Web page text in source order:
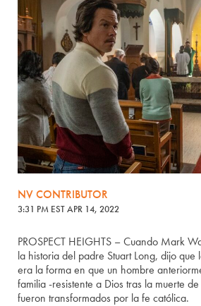
NV CONTRIBUTOR
3:31 PM EST APR 14, 2022
PROSPECT HEIGHTS – Cuando Mark
la historia del padre Stuart Long, dijo que
era la forma en que un hombre
familia -resistente a Dios tras la muerte
fueron transformados por la fe católica.